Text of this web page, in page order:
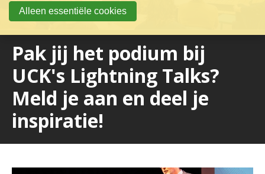
Pak jij het podium bij
UCK's Lightning Talks?
Meld je aan en deel je
inspiratie!
Over UCK
Alleen essentiële cookies